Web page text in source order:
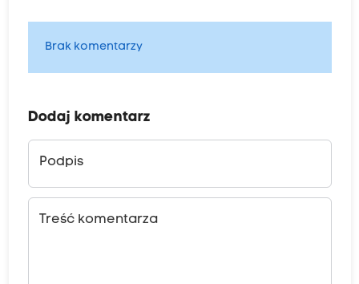
Brak komentarzy
Dodaj komentarz
Podpis
Treść komentarza